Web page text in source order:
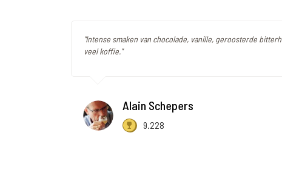
"Intense smaken van chocolade, vanille, geroosterde
veel koffie."
Alain Schepers
9.228